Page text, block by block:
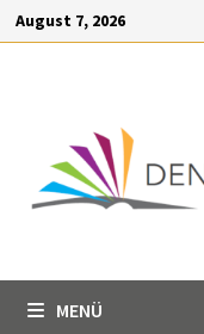
springen
August 7, 2026
MENÜ